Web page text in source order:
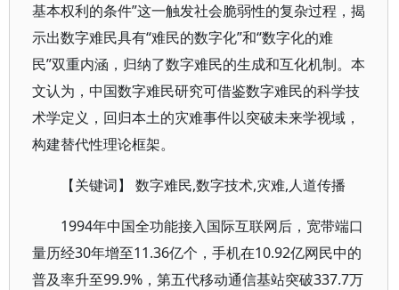
基本权利的条件”这一触发社会脆弱性的复杂过程，揭
示出数字难民具有“难民的数字化”和“数字化的难
民”双重内涵，归纳了数字难民的生成和互化机制。本
文认为，中国数字难民研究可借鉴数字难民的科学技
术学定义，回归本土的灾难事件以突破未来学视域，
构建替代性理论框架。
【关键词】 数字难民,数字技术,灾难,人道传播
1994年中国全功能接入国际互联网后，宽带端口
量历经30年增至11.36亿个，手机在10.92亿网民中的
普及率升至99.9%，第五代移动通信基站突破337.7万